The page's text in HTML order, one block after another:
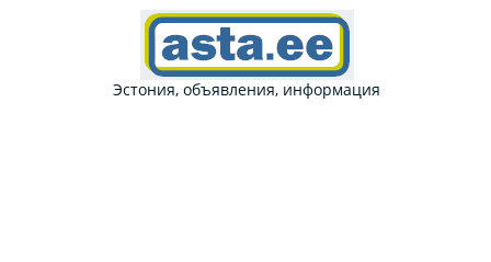
Эстония, объявления, информация